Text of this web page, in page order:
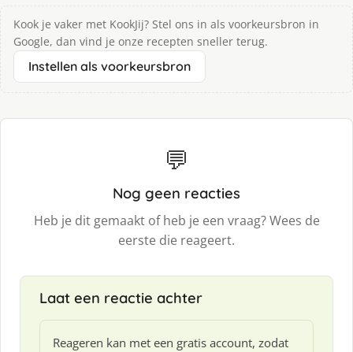
Kook je vaker met KookJij? Stel ons in als voorkeursbron in
Google, dan vind je onze recepten sneller terug.
Instellen als voorkeursbron
💬
Nog geen reacties
Heb je dit gemaakt of heb je een vraag? Wees de
eerste die reageert.
Laat een reactie achter
Reageren kan met een gratis account, zodat